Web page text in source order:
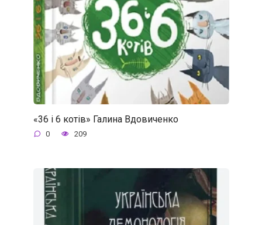
«36 і 6 котів» Галина Вдовиченко
0 209